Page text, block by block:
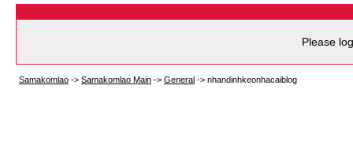
Please
Samakomlao -> Samakomlao Main -> General -> nhandinhkeonhacaiblog